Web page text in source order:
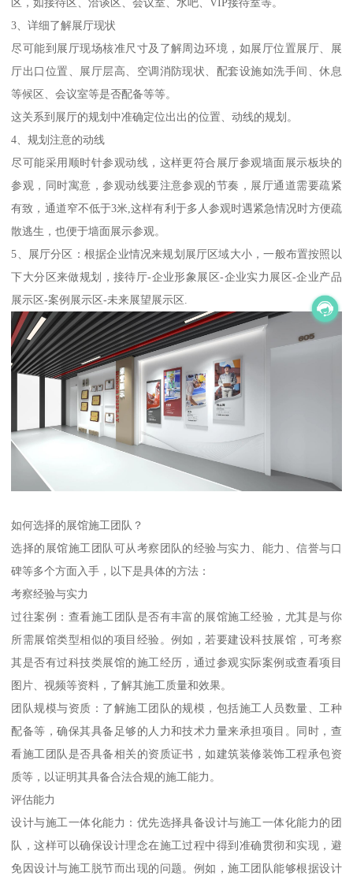
3、详细了解展厅现状
尽可能到展厅现场核准尺寸及了解周边环境，如展厅位置展厅、展
厅出口位置、展厅层高、空调消防现状、配套设施如洗手间、休息
等候区、会议室等是否配备等等。
这关系到展厅的规划中准确定位出出的位置、动线的规划。
4、规划注意的动线
尽可能采用顺时针参观动线，这样更符合展厅参观墙面展示板块的
参观，同时寓意，参观动线要注意参观的节奏，展厅通道需要疏紧
有致，通道窄不低于3米,这样有利于多人参观时遇紧急情况时方便疏
散逃生，也便于墙面展示参观。
5、展厅分区：根据企业情况来规划展厅区域大小，一般布置按照以
下大分区来做规划，接待厅-企业形象展区-企业实力展区-企业产品
展示区-案例展示区-未来展望展示区.
如何选择的展馆施工团队？
选择的展馆施工团队可从考察团队的经验与实力、能力、信誉与口
碑等多个方面入手，以下是具体的方法：
考察经验与实力
过往案例：查看施工团队是否有丰富的展馆施工经验，尤其是与你
所需展馆类型相似的项目经验。例如，若要建设科技展馆，可考察
其是否有过科技类展馆的施工经历，通过参观实际案例或查看项目
图片、视频等资料，了解其施工质量和效果。
团队规模与资质：了解施工团队的规模，包括施工人员数量、工种
配备等，确保其具备足够的人力和技术力量来承担项目。同时，查
看施工团队是否具备相关的资质证书，如建筑装修装饰工程承包资
质等，以证明其具备合法合规的施工能力。
评估能力
设计与施工一体化能力：优先选择具备设计与施工一体化能力的团
队，这样可以确保设计理念在施工过程中得到准确贯彻和实现，避
免因设计与施工脱节而出现的问题。例如，施工团队能够根据设计